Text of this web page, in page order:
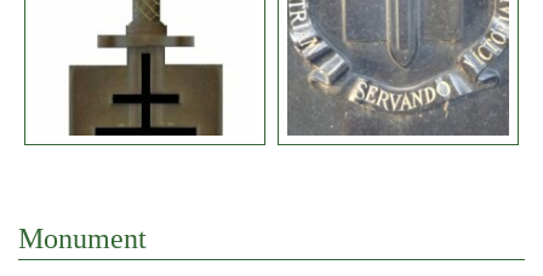
Monument